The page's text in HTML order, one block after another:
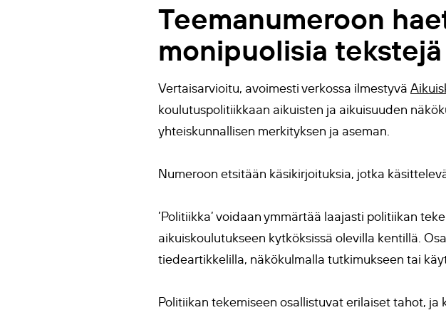
Teemanumeroon
monipuolisia tekstejä
Vertaisarvioitu, avoimesti verkossa ilmestyvä
koulutuspolitiikkaan aikuisten ja aikuisuuden
yhteiskunnallisen merkityksen ja aseman.
Numeroon etsitään käsikirjoituksia, jotka
’Politiikka’ voidaan ymmärtää laajasti politiikan
aikuiskoulutukseen kytköksissä olevilla kentillä.
tiedeartikkelilla, näkökulmalla tutkimukseen tai
Politiikan tekemiseen osallistuvat erilaiset tahot,